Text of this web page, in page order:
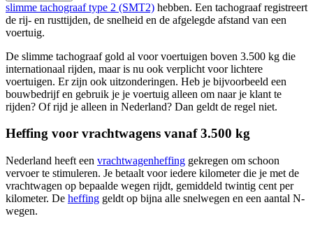
slimme tachograaf type 2 (SMT2) hebben. Een tachograaf registreert
de rij- en rusttijden, de snelheid en de afgelegde afstand van een
voertuig.
De slimme tachograaf gold al voor voertuigen boven 3.500 kg die
internationaal rijden, maar is nu ook verplicht voor lichtere
voertuigen. Er zijn ook uitzonderingen. Heb je bijvoorbeeld een
bouwbedrijf en gebruik je je voertuig alleen om naar je klant te
rijden? Of rijd je alleen in Nederland? Dan geldt de regel niet.
Heffing voor vrachtwagens vanaf 3.500 kg
Nederland heeft een vrachtwagenheffing gekregen om schoon
vervoer te stimuleren. Je betaalt voor iedere kilometer die je met de
vrachtwagen op bepaalde wegen rijdt, gemiddeld twintig cent per
kilometer. De heffing geldt op bijna alle snelwegen en een aantal N-
wegen.